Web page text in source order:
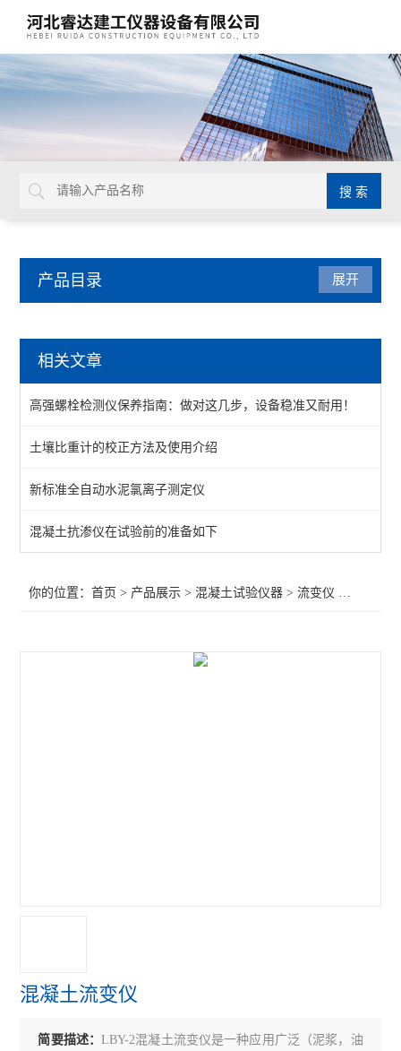
产品目录
混凝土养护架
混凝土贯入强度检测仪
混凝土动弹仪
低温冻融试验机
混凝土绝热温升测定仪
混凝土早期抗干裂试验装置
混凝土硫酸盐干湿循环机
展开
相关文章
高强螺栓检测仪保养指南：做对这几步，设备稳准又耐用！
土壤比重计的校正方法及使用介绍
新标准全自动水泥氯离子测定仪
混凝土抗渗仪在试验前的准备如下
你的位置：首页 > 产品展示 > 混凝土试验仪器 >流变仪
混凝土流变仪
简要描述：LBY-2混凝土流变仪是一种应用广泛（泥浆，油